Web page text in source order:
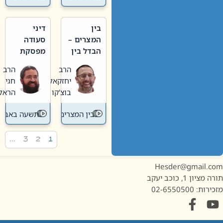
בין
המצרים –
הבדל בין
חדשה
לישנה
הרב
יחזקאל
בוצ'קו
בין המצרים
דיני
סעודה
מפסקת
תשעה
באב
הרב
חגי
הראל
תשעה באב
1, כוכב יעקב
02-6550500